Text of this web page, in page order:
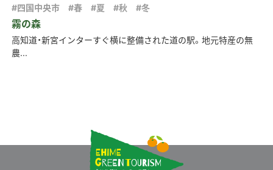
霧の森
#四国中央市 #春 #夏 #秋 #冬
高知道・新宮インターすぐ横に整備された道の駅。地元特産の無
農...